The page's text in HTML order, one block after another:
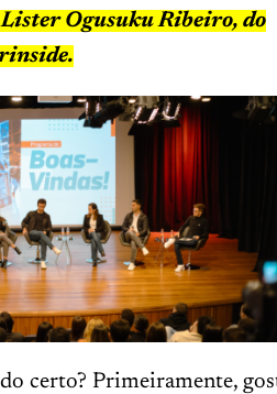
Ogusuku Ribeiro, do
certo? Primeiramente,